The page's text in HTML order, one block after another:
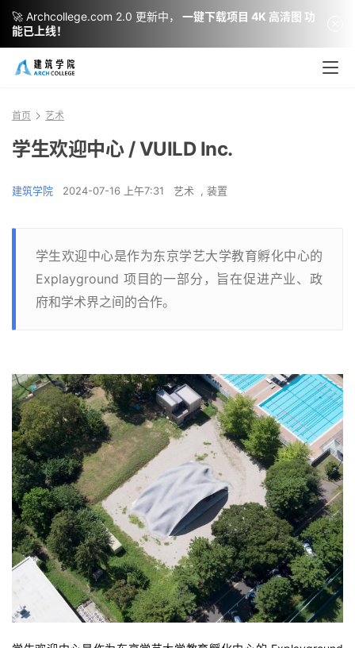
首页 艺术
学生欢迎中心 / VUILD Inc.
建筑学院 2024-07-16 上午7:31 艺术 , 装置
学生欢迎中心是作为东京学艺大学教育孵化中心的
Explayground 项目的一部分，旨在促进产业、政
府和学术界之间的合作。
🚀 Archcollege.com 2.0 更新中，
一键下载项目 4K 高清图 功
能已上线！